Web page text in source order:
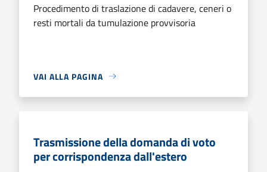
Procedimento di traslazione di cadavere, ceneri o
resti mortali da tumulazione provvisoria
VAI ALLA PAGINA
Trasmissione della domanda di voto
per corrispondenza dall'estero